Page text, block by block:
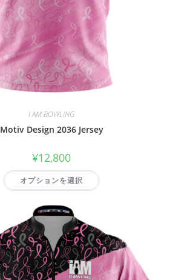
I AM BOWLING
Motiv Design 2036 Jersey
¥12,800
オプションを選択